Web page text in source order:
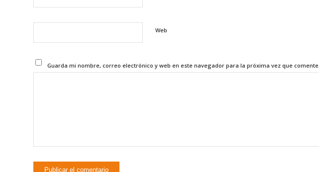
Web
Guarda mi nombre, correo electrónico y web en este navegador para la próxima vez que comente.